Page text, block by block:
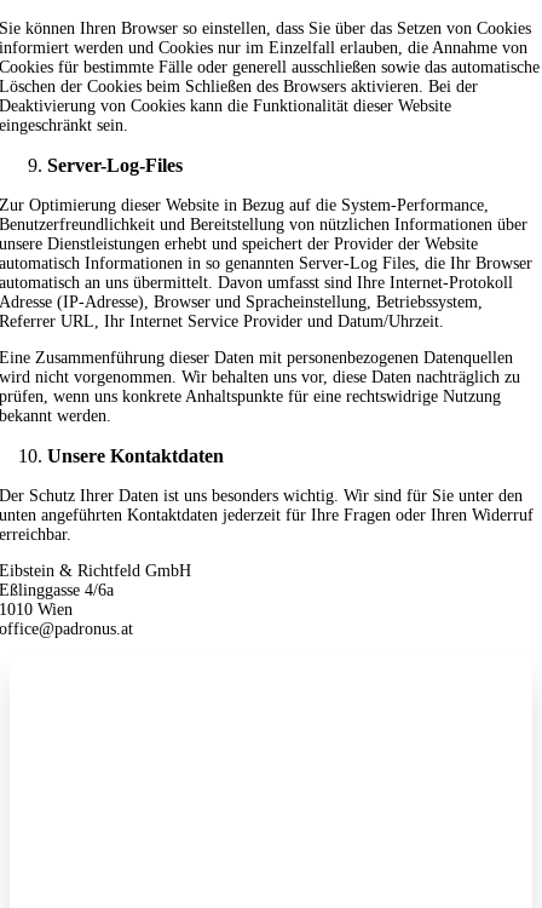
Sie können Ihren Browser so einstellen, dass Sie über das Setzen von Cookies
informiert werden und Cookies nur im Einzelfall erlauben, die Annahme von
Cookies für bestimmte Fälle oder generell ausschließen sowie das automatische
Löschen der Cookies beim Schließen des Browsers aktivieren. Bei der
Deaktivierung von Cookies kann die Funktionalität dieser Website
eingeschränkt sein.
Server-Log-Files
Zur Optimierung dieser Website in Bezug auf die System-Performance,
Benutzerfreundlichkeit und Bereitstellung von nützlichen Informationen über
unsere Dienstleistungen erhebt und speichert der Provider der Website
automatisch Informationen in so genannten Server-Log Files, die Ihr Browser
automatisch an uns übermittelt. Davon umfasst sind Ihre Internet-Protokoll
Adresse (IP-Adresse), Browser und Spracheinstellung, Betriebssystem,
Referrer URL, Ihr Internet Service Provider und Datum/Uhrzeit.
Eine Zusammenführung dieser Daten mit personenbezogenen Datenquellen
wird nicht vorgenommen. Wir behalten uns vor, diese Daten nachträglich zu
prüfen, wenn uns konkrete Anhaltspunkte für eine rechtswidrige Nutzung
bekannt werden.
Unsere Kontaktdaten
Der Schutz Ihrer Daten ist uns besonders wichtig. Wir sind für Sie unter den
unten angeführten Kontaktdaten jederzeit für Ihre Fragen oder Ihren Widerruf
erreichbar.
Eibstein & Richtfeld GmbH
Eßlinggasse 4/6a
1010 Wien
office@padronus.at